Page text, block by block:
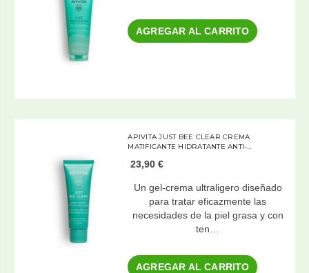
AGREGAR AL CARRITO
APIVITA JUST BEE CLEAR CREMA
MATIFICANTE HIDRATANTE ANTI-
23,90 €
Un gel-crema ultraligero diseñado
para tratar eficazmente las
necesidades de la piel grasa y con
ten…
AGREGAR AL CARRITO